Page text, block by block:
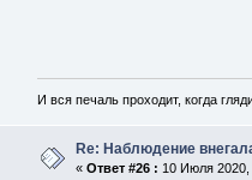
И вся печаль проходит, когда
Re: Наблюдение
« Ответ #26 : 10 Июля 2020,